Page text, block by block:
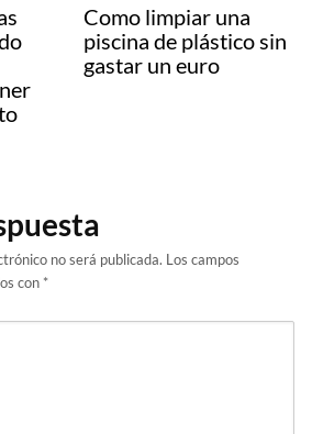
Como limpiar una
piscina de plástico sin
gastar un euro
no será publicada. Los campos
con *